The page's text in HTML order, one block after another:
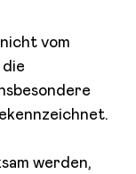
vom
werden,